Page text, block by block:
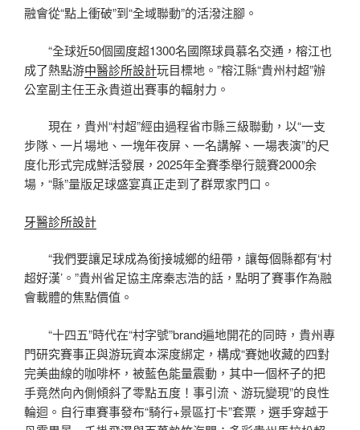
融會從“點上衝破”到“全域聯動”的活潑注腳。
“全球近50個國度超1300名國際球員慕名交通，榕江也
成了熱點游中醫診所設計玩目標地。”榕江縣“貴州村超”辦
公室副主任王永貴道出賽事的輻射力。
現在，貴州“村超”經由過程省市縣三級聯動，以“一支
步隊、一片場地、一塊年夜屏、一名講解、一場表演”的尺
度化形式完成鮮活發展，2025年全賽季舉行競賽2000余
場，“縣”量版足球盛宴真正走到了群眾家門口。
牙醫診所設計
“我們要讓足球成為銜接城鄉的紐帶，讓每個縣都有‘村
超好漢’。”貴州省足協主席秦志浩的話，點明了賽事作為融
會載體的焦點價值。
“十四五”時代在“村字號”brand遍地開花的同時，貴州專
門研究賽事正與游玩資本深度綁定，構成“賽她收藏的四對
完美曲線的咖啡杯，被藍色能量震動，其中一個杯子的把
手竟然向內側傾斜了零點五度！事引流、游玩變現”的良性
輪迴。自行車賽事發布“騎行+景區打卡”套票，選手穿越于